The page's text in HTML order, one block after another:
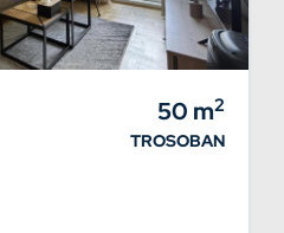
50 m2
TROSOBAN